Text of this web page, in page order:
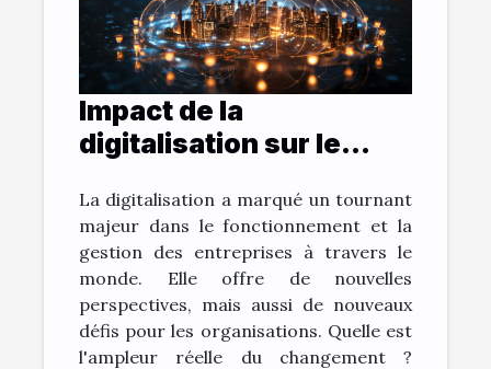
Impact de la
digitalisation sur le
La digitalisation a marqué un tournant
majeur dans le fonctionnement et la
gestion des entreprises à travers le
monde. Elle offre de nouvelles
perspectives, mais aussi de nouveaux
défis pour les organisations. Quelle est
l'ampleur réelle du changement ?